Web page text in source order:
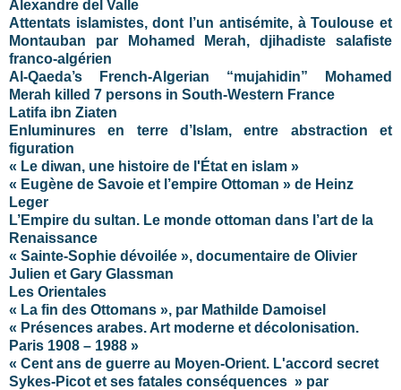
Alexandre del Valle
Attentats islamistes, dont l’un antisémite, à Toulouse et
Montauban par Mohamed Merah, djihadiste salafiste
franco-algérien
Al-Qaeda’s French-Algerian “mujahidin” Mohamed
Merah killed 7 persons in South-Western France
Latifa ibn Ziaten
Enluminures en terre d’Islam, entre abstraction et
figuration
« Le diwan, une histoire de l'État en islam »
« Eugène de Savoie et l’empire Ottoman » de Heinz
Leger
L’Empire du sultan. Le monde ottoman dans l’art de la
Renaissance
« Sainte-Sophie dévoilée », documentaire de Olivier
Julien et Gary Glassman
Les Orientales
« La fin des Ottomans », par Mathilde Damoisel
« Présences arabes. Art moderne et décolonisation.
Paris 1908 – 1988 »
« Cent ans de guerre au Moyen-Orient. L'accord secret
Sykes-Picot et ses fatales conséquences » par